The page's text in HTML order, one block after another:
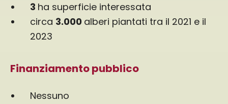
3 ha superficie interessata
circa 3.000 alberi piantati tra il 2021 e il
2023
Finanziamento pubblico
Nessuno